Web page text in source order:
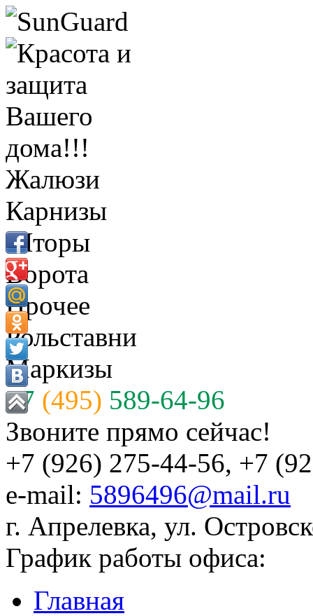
Жалюзи
Карнизы
Шторы
Ворота
Прочее
Рольставни
Маркизы
+7 (495) 589-64-96
Звоните прямо сейчас!
+7 (926) 275-44-56, +7
e-mail: 5896496@mail.ru
г. Апрелевка, ул.
График работы офиса:
Главная